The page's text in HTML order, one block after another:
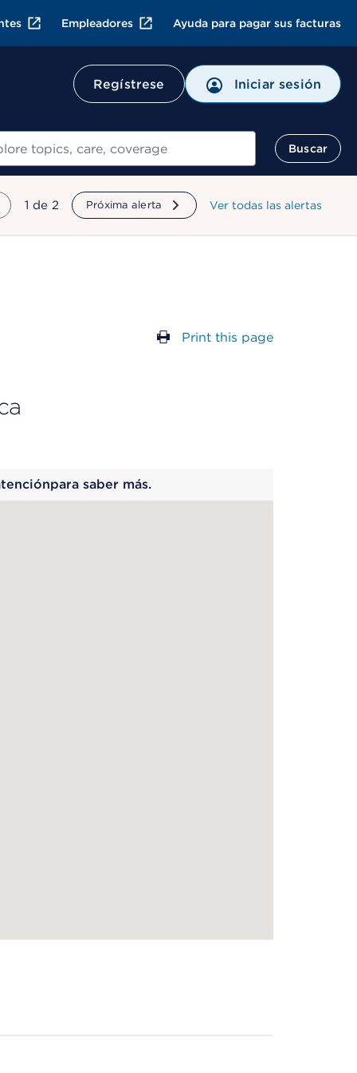
Empleadores Ayuda para pagar sus facturas
Regístrese Iniciar sesión
Buscar
mostrando
1 de 2 Próxima alerta Ver todas las alertas
Print this page
saber más.